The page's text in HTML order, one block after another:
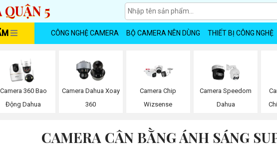
5
CÔNG NGHỆ CAMERA BỘ CAMERA NÊN DÙNG THIẾT BỊ CÔNG NGHỆ
Camera 360 Bao
Động Dahua
Camera Dahua Xoay
360
Camera Chip
Wizsense
Camera Speedom
Dahua
CAMERA CÂN BẰNG ÁNH SÁNG